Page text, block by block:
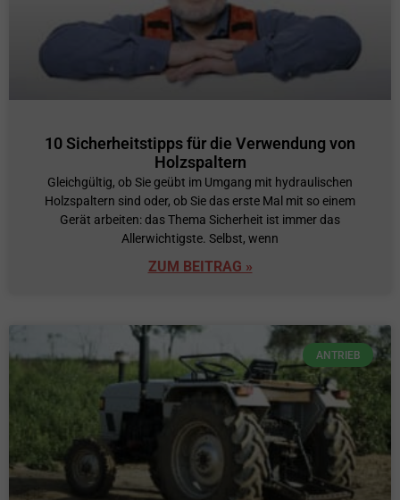
10 Sicherheitstipps für die Verwendung von
Holzspaltern
Gleichgültig, ob Sie geübt im Umgang mit hydraulischen
Holzspaltern sind oder, ob Sie das erste Mal mit so einem
Gerät arbeiten: das Thema Sicherheit ist immer das
Allerwichtigste. Selbst, wenn
ZUM BEITRAG »
ANTRIEB